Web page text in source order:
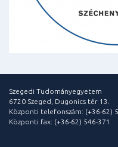
Szegedi Tudományegyetem
6720 Szeged, Dugonics tér 13.
Központi telefonszám: (+36-62)
Központi fax: (+36-62) 546-371